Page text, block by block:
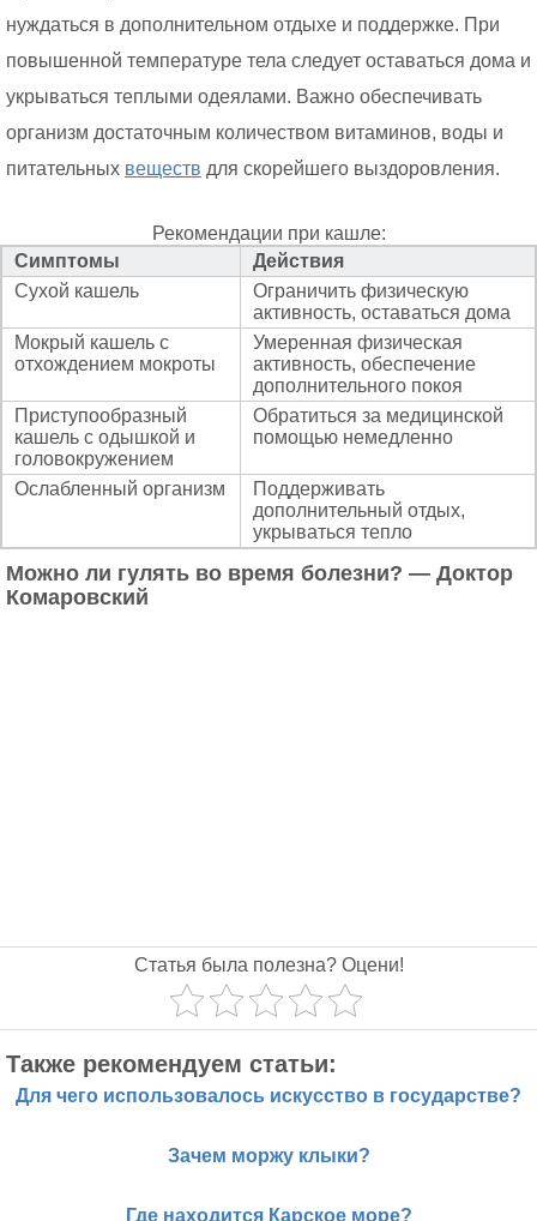
нуждаться в дополнительном отдыхе и поддержке. При
повышенной температуре тела следует оставаться дома и
укрываться теплыми одеялами. Важно обеспечивать
организм достаточным количеством витаминов, воды и
питательных веществ для скорейшего выздоровления.
Рекомендации при кашле:
Симптомы
Действия
Сухой кашель
Ограничить физическую
активность, оставаться дома
Мокрый кашель с
отхождением мокроты
Умеренная физическая
активность, обеспечение
дополнительного покоя
Приступообразный
кашель с одышкой и
головокружением
Обратиться за медицинской
помощью немедленно
Ослабленный организм
Поддерживать
дополнительный отдых,
укрываться тепло
Можно ли гулять во время болезни? — Доктор
Комаровский
Статья была полезна? Оцени!
Также рекомендуем статьи:
Для чего использовалось искусство в государстве?
Зачем моржу клыки?
Где находится Карское море?